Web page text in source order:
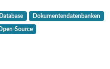
Dokumentendatenbanken
Source